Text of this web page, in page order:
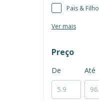
Pais &
Ver mais
Preço
De
Até